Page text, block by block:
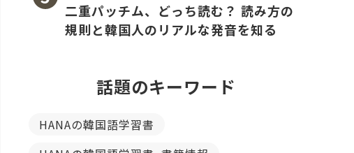
二重パッチム、どっち読む？ 読み方の
規則と韓国人のリアルな発音を知る
話題のキーワード
HANAの韓国語学習書